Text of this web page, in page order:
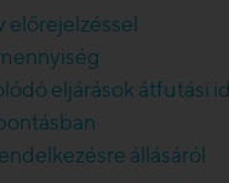
előrejelzéssel
eljárások átfutási
állásáról